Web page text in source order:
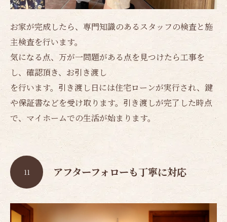
お家が完成したら、専門知識のあるスタッフの検査と施
主検査を行います。
気になる点、万が一問題がある点を見つけたら工事を
し、確認頂き、お引き渡し
を行います。引き渡し日には住宅ローンが実行され、鍵
や保証書などを受け取ります。引き渡しが完了した時点
で、マイホームでの生活が始まります。
アフターフォローも丁寧に対応
11